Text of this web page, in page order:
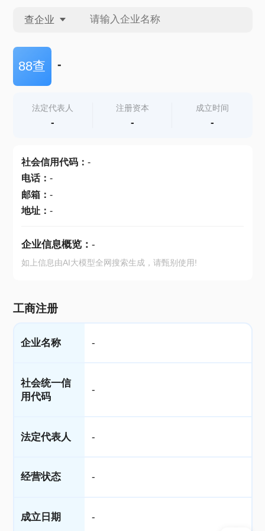
查企业
查企业
查产地
88查 -
法定代表人
-
注册资本
-
成立时间
-
社会信用代码： -
电话： -
邮箱： -
地址： -
企业信息概览： -
如上信息由AI大模型全网搜索生成，请甄别使用!
工商注册
企业名称 -
社会统一信
用代码
-
法定代表人 -
经营状态 -
成立日期 -